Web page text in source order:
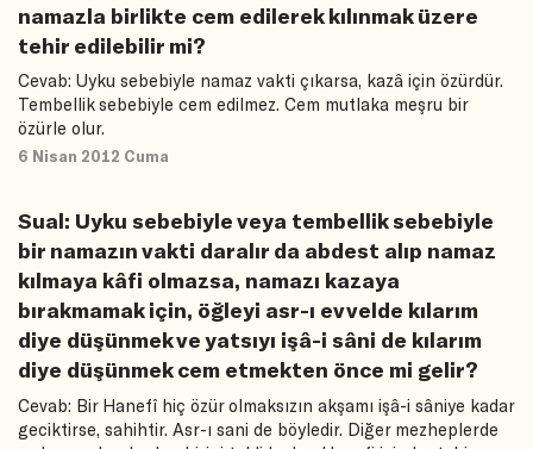
namazla birlikte cem edilerek kılınmak üzere
tehir edilebilir mi?
Cevab: Uyku sebebiyle namaz vakti çıkarsa, kazâ için özürdür.
Tembellik sebebiyle cem edilmez. Cem mutlaka meşru bir
özürle olur.
6 Nisan 2012 Cuma
Sual: Uyku sebebiyle veya tembellik sebebiyle
bir namazın vakti daralır da abdest alıp namaz
kılmaya kâfi olmazsa, namazı kazaya
bırakmamak için, öğleyi asr-ı evvelde kılarım
diye düşünmek ve yatsıyı işâ-i sâni de kılarım
diye düşünmek cem etmekten önce mi gelir?
Cevab: Bir Hanefî hiç özür olmaksızın akşamı işâ-i sâniye kadar
geciktirse, sahihtir. Asr-ı sani de böyledir. Diğer mezheplerde